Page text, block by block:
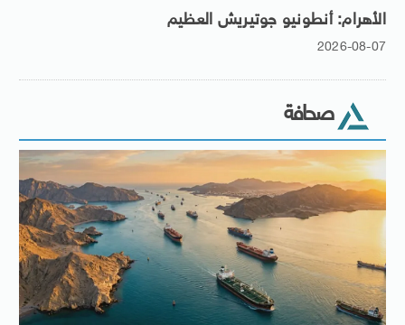
الأهرام: أنطونيو جوتيريش العظيم
2026-08-07
صحافة